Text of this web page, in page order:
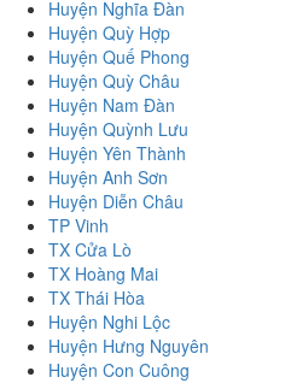
Huyện Nghĩa Đàn
Huyện Quỳ Hợp
Huyện Quế Phong
Huyện Quỳ Châu
Huyện Nam Đàn
Huyện Quỳnh Lưu
Huyện Yên Thành
Huyện Anh Sơn
Huyện Diễn Châu
TP Vinh
TX Cửa Lò
TX Hoàng Mai
TX Thái Hòa
Huyện Nghi Lộc
Huyện Hưng Nguyên
Huyện Con Cuông